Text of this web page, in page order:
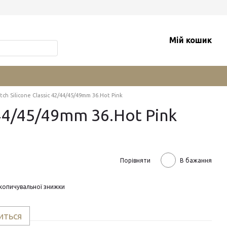
Мій кошик
Silicone Classic 42/44/45/49mm 36.Hot Pink
45/49mm 36.Hot Pink
Порівняти В бажання
знижки